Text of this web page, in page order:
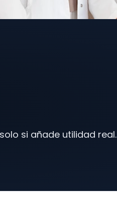
si añade utilidad real.